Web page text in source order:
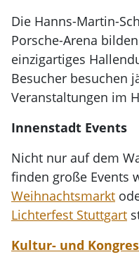
Die Hanns-Martin-
Porsche-Arena
einzigartiges
Besucher besuchen
Veranstaltungen im
Innenstadt Events
Nicht nur auf dem
finden große Events
Weihnachtsmarkt
Lichterfest Stuttgart
Kultur- und